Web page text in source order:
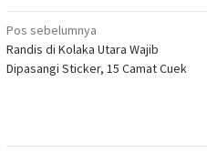
Navigasi
pos
Pos sebelumnya
Randis di Kolaka Utara Wajib
Dipasangi Sticker, 15 Camat Cuek